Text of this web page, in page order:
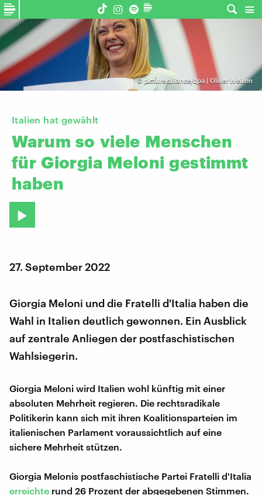
©picture alliance/dpa | Oliver Weiken
Italien hat gewählt
Warum so viele Menschen
für Giorgia Meloni gestimmt
haben
27. September 2022
Giorgia Meloni und die Fratelli d'Italia haben die
Wahl in Italien deutlich gewonnen. Ein Ausblick
auf zentrale Anliegen der postfaschistischen
Wahlsiegerin.
Giorgia Meloni wird Italien wohl künftig mit einer
absoluten Mehrheit regieren. Die rechtsradikale
Politikerin kann sich mit ihren Koalitionsparteien im
italienischen Parlament voraussichtlich auf eine
sichere Mehrheit stützen.
Giorgia Melonis postfaschistische Partei Fratelli d'Italia
erreichte rund 26 Prozent der abgegebenen Stimmen.